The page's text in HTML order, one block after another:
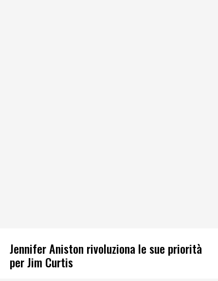
Jennifer Aniston rivoluziona le sue priorità
per Jim Curtis